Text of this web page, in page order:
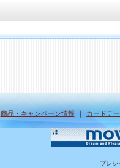
商品・キャンペーン情報 ｜ カードデ
プレシ